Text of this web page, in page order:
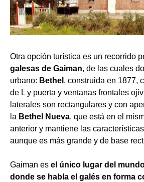
Otra opción turística es un recorrido
galesas de Gaiman, de las cuales
urbano: Bethel , construida en 1877,
de L y puerta y ventanas frontales
laterales son rectangulares y con
la Bethel Nueva, que está en el
anterior y mantiene las
aunque es más grande y de base
Gaiman es el único lugar del
donde se habla el galés en forma